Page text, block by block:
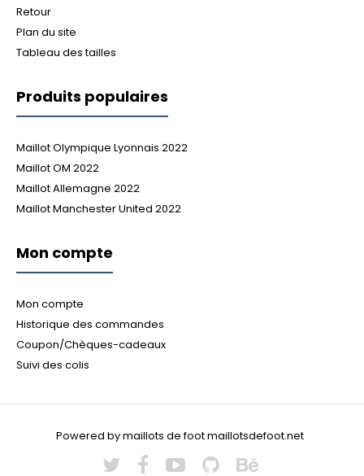
Retour
Plan du site
Tableau des tailles
Produits populaires
Maillot Olympique Lyonnais 2022
Maillot OM 2022
Maillot Allemagne 2022
Maillot Manchester United 2022
Mon compte
Mon compte
Historique des commandes
Coupon/Chèques-cadeaux
Suivi des colis
Powered by maillots de foot maillotsdefoot.net